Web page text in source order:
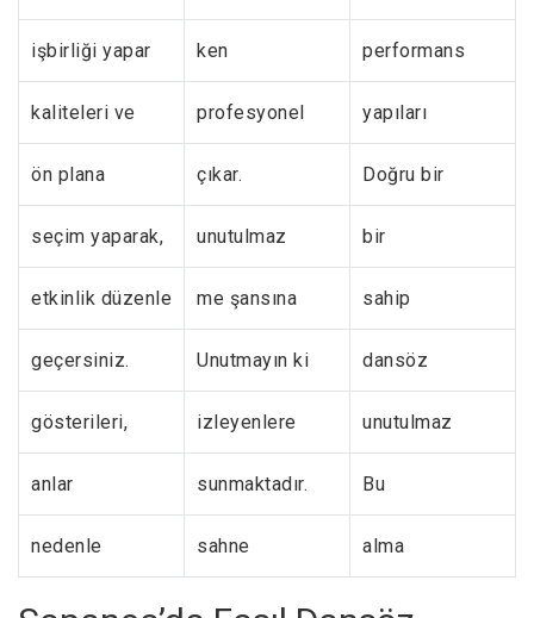
işbirliği yapar ken performans
kaliteleri ve profesyonel yapıları
ön plana çıkar. Doğru bir
seçim yaparak, unutulmaz bir
etkinlik düzenle me şansına sahip
geçersiniz. Unutmayın ki dansöz
gösterileri, izleyenlere unutulmaz
anlar sunmaktadır. Bu
nedenle sahne alma